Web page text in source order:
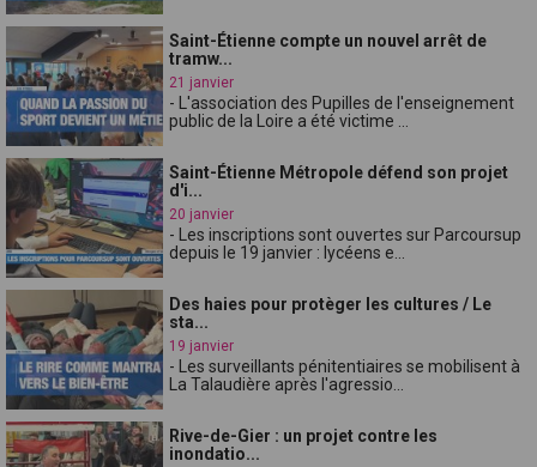
Saint-Étienne compte un nouvel arrêt de
tramw...
21 janvier
- L'association des Pupilles de l'enseignement
public de la Loire a été victime ...
Saint-Étienne Métropole défend son projet
d'i...
20 janvier
- Les inscriptions sont ouvertes sur Parcoursup
depuis le 19 janvier : lycéens e...
Des haies pour protèger les cultures / Le
sta...
19 janvier
- Les surveillants pénitentiaires se mobilisent à
La Talaudière après l'agressio...
Rive-de-Gier : un projet contre les
inondatio...